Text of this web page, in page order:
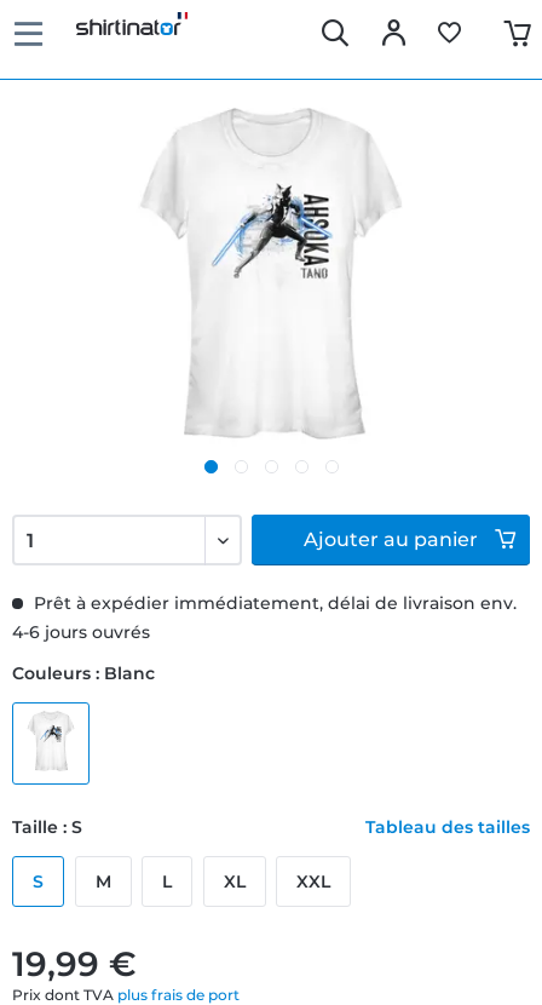
19,99 €
Prix dont TVA plus frais de port
Prêt à expédier immédiatement, délai de livraison env.
4-6 jours ouvrés
Couleurs : Blanc
Taille : S Tableau des tailles
S M L XL XXL
Ajouter au panier